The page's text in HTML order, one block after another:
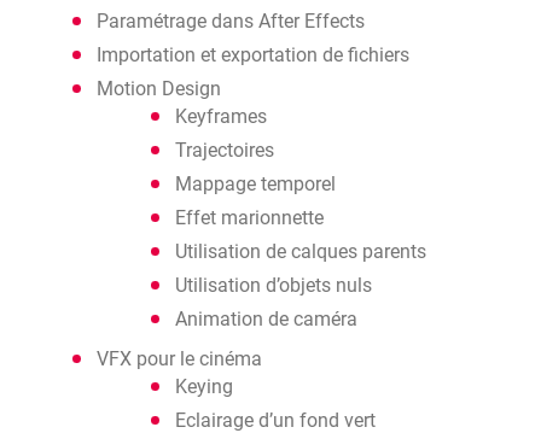
Paramétrage dans After Effects
Importation et exportation de fichiers
Motion Design
Keyframes
Trajectoires
Mappage temporel
Effet marionnette
Utilisation de calques parents
Utilisation d’objets nuls
Animation de caméra
VFX pour le cinéma
Keying
Eclairage d’un fond vert